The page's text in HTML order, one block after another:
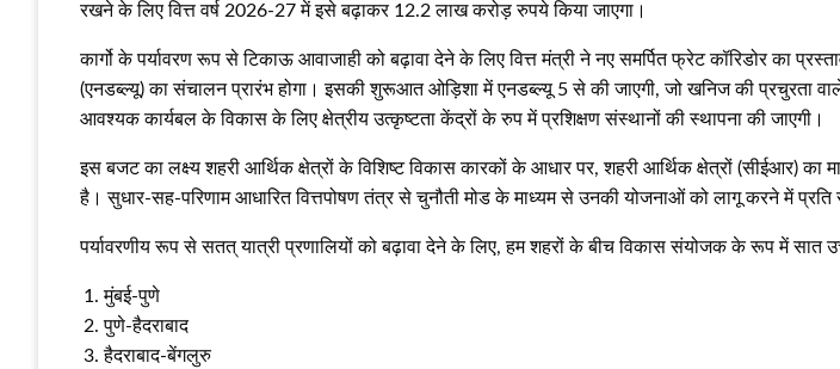
रखने के लिए वित्त वर्ष 2026-27 में इसे बढ़ाकर 12.2 लाख करोड़ रुपये किया जाएगा।
कार्गो के पर्यावरण रूप से टिकाऊ आवाजाही को बढ़ावा देने के लिए वित्त मंत्री ने नए समर्पित फ्रेट कॉरिडोर का
(एनडब्ल्यू) का संचालन प्रारंभ होगा। इसकी शुरूआत ओड़िशा में एनडब्ल्यू 5 से की जाएगी, जो खनिज की प्रचुरता
आवश्यक कार्यबल के विकास के लिए क्षेत्रीय उत्कृष्टता केंद्रों के रुप में प्रशिक्षण संस्थानों की स्थापना की जाएगी।
इस बजट का लक्ष्य शहरी आर्थिक क्षेत्रों के विशिष्ट विकास कारकों के आधार पर, शहरी आर्थिक क्षेत्रों (सीईआर)
है। सुधार-सह-परिणाम आधारित वित्तपोषण तंत्र से चुनौती मोड के माध्यम से उनकी योजनाओं को लागू करने में
पर्यावरणीय रूप से सतत् यात्री प्रणालियों को बढ़ावा देने के लिए, हम शहरों के बीच विकास संयोजक के रूप में सात
मुंबई-पुणे
पुणे-हैदराबाद
हैदराबाद-बेंगलुरु